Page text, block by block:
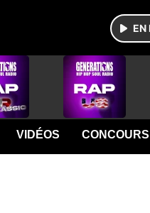
EN
VIDÉOS CONCOURS